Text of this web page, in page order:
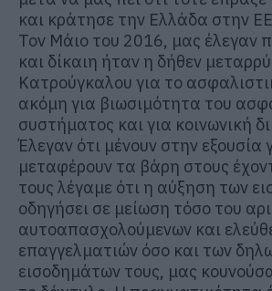
και κράτησε την Ελλάδα στην
Τον Μάιο του 2016, μας έλεγαν
και δίκαιη ήταν η δήθεν
Κατρούγκαλου για το
ακόμη για βιωσιμότητα του
συστήματος και για κοινωνική
Έλεγαν ότι μένουν στην εξουσία
μεταφέρουν τα βάρη στους
τους λέγαμε ότι η αύξηση των
οδηγήσει σε μείωση τόσο του
αυτοαπασχολούμενων και
επαγγελματιών όσο και των
εισοδημάτων τους, μας